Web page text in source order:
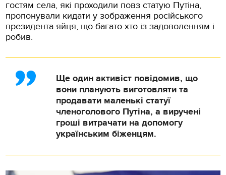
гостям села, які проходили повз статую Путіна,
пропонували кидати у зображення російського
президента яйця, що багато хто із задоволенням і
робив.
Ще один активіст повідомив, що
вони планують виготовляти та
продавати маленькі статуї
членоголового Путіна, а виручені
гроші витрачати на допомогу
українським біженцям.